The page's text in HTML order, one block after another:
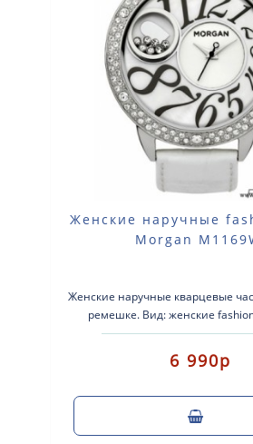
Женские наручные
Morgan
Женские наручные кварцевые
ремешке. Вид: женские
механизма: кварцевые.
6 990р